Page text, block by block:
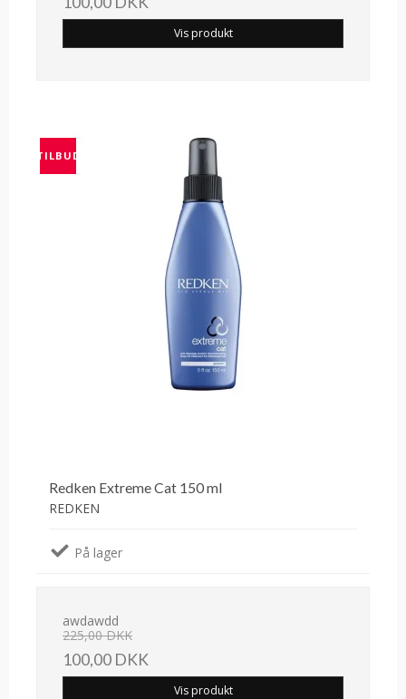
Vis produkt
TILBUD
Redken Extreme Cat 150 ml
REDKEN
På lager
awdawdd
225,00 DKK
100,00 DKK
Vis produkt